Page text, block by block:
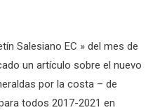
Salesiano EC » del mes de
un artículo sobre el nuevo
por la costa – de
todos 2017-2021 en